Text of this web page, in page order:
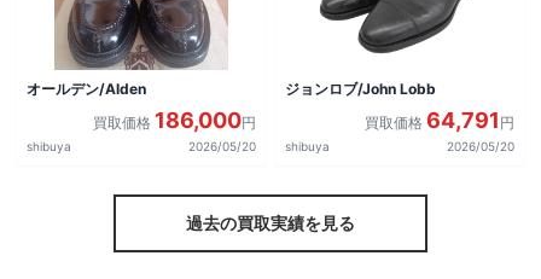
オールデン/Alden
買取価格 186,000円
shibuya 2026/05/20
ジョンロブ/John Lobb
買取価格 64,791 円
shibuya 2026/05/20
過去の買取実績を見る